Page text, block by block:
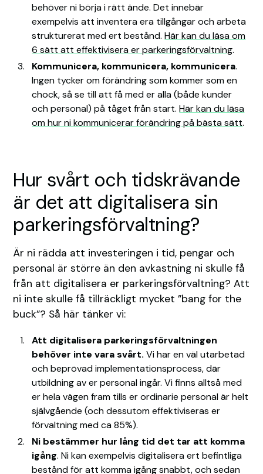
behöver ni börja i rätt ände. Det innebär
exempelvis att inventera era tillgångar och arbeta
strukturerat med ert bestånd.Här kan du läsa om
6 sätt att effektivisera er parkeringsförvaltning.
Kommunicera, kommunicera, kommunicera.
Ingen tycker om förändring som kommer som en
chock, så se till att få med er alla (både kunder
och personal) på tåget från start.Här kan du läsa
om hur ni kommunicerar förändring på bästa sätt.
Hur svårt och tidskrävande
är det att digitalisera sin
parkeringsförvaltning?
Är ni rädda att investeringen i tid, pengar och
personal är större än den avkastning ni skulle få
från att digitalisera er parkeringsförvaltning? Att
ni inte skulle få tillräckligt mycket ”bang for the
buck”? Så här tänker vi:
Att digitalisera parkeringsförvaltningen
behöver inte vara svårt. Vi har en väl utarbetad
och beprövad implementationsprocess, där
utbildning av er personal ingår. Vi finns alltså med
er hela vägen fram tills er ordinarie personal är helt
självgående (och dessutom effektiviseras er
förvaltning med ca 85%).
Ni bestämmer hur lång tid det tar att komma
igång. Ni kan exempelvis digitalisera ert befintliga
bestånd för att komma igång snabbt, och sedan